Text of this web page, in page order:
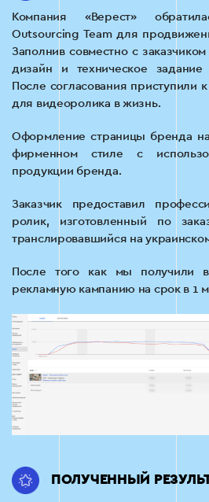
Компания «Верест»
Outsourcing Team для
Заполнив совместно с
дизайн и техническое
После согласования
для видеоролика в жизнь.
Оформление страницы бренда
фирменном стиле с
продукции бренда.
Заказчик предоставил
ролик, изготовленный по
транслировавшийся на
После того как мы получили
рекламную кампанию на срок в 1
ПОЛУЧЕННЫЙ